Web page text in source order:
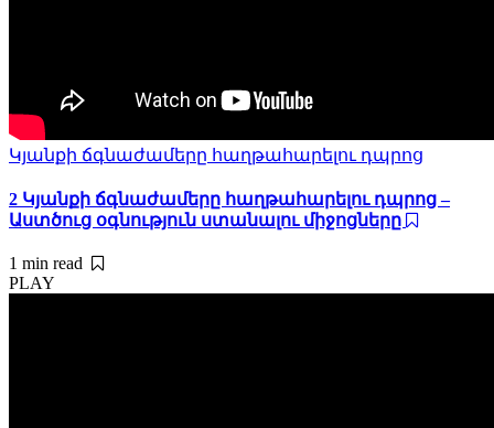
Կյանքի ճգնաժամերը հաղթահարելու դպրոց
2 Կյանքի ճգնաժամերը հաղթահարելու դպրոց –
Աստծուց օգնություն ստանալու միջոցները
1 min read
PLAY